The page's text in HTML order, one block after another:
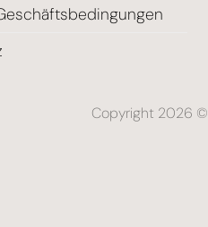
Copyright 2026 ©